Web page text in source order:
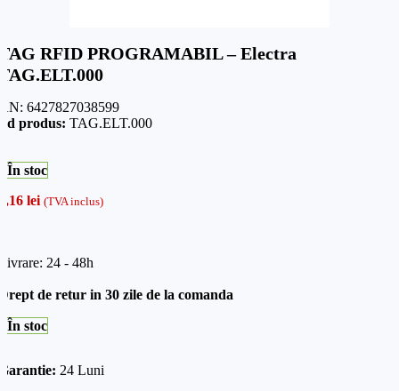
RFID PROGRAMABIL – Electra
6427827038599
produs: TAG.ELT.000
În stoc
lei (TVA inclus)
24 - 48h
de retur in 30 zile de la comanda
În stoc
24 Luni